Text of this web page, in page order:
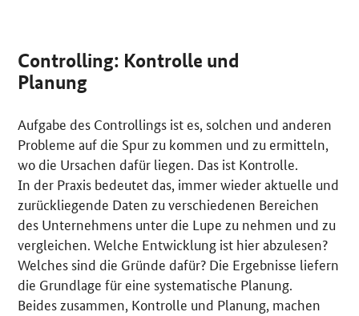
Controlling: Kontrolle und
Planung
Aufgabe des Controllings ist es, solchen und anderen
Probleme auf die Spur zu kommen und zu ermitteln,
wo die Ursachen dafür liegen. Das ist Kontrolle.
In der Praxis bedeutet das, immer wieder aktuelle und
zurückliegende Daten zu verschiedenen Bereichen
des Unternehmens unter die Lupe zu nehmen und zu
vergleichen. Welche Entwicklung ist hier abzulesen?
Welches sind die Gründe dafür? Die Ergebnisse liefern
die Grundlage für eine systematische Planung.
Beides zusammen, Kontrolle und Planung, machen